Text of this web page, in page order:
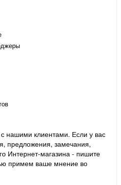
нашими клиентами. Если у вас
предложения, замечания,
Интернет-магазина - пишите
примем ваше мнение во